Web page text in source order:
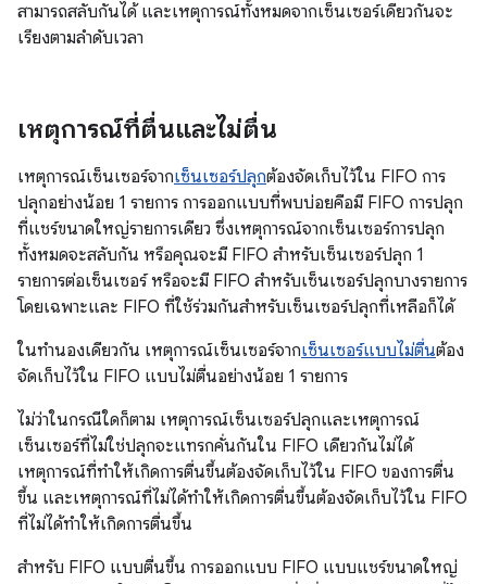
สามารถสลับกันได้ และเหตุการณ์ทั้งหมดจากเซ็นเซอร์เดียวกันจะ
เรียงตามลำดับเวลา
เหตุการณ์ที่ตื่นและไม่ตื่น
เหตุการณ์เซ็นเซอร์จากเซ็นเซอร์ปลุกต้องจัดเก็บไว้ใน FIFO การ
ปลุกอย่างน้อย 1 รายการ การออกแบบที่พบบ่อยคือมี FIFO การปลุก
ที่แชร์ขนาดใหญ่รายการเดียว ซึ่งเหตุการณ์จากเซ็นเซอร์การปลุก
ทั้งหมดจะสลับกัน หรือคุณจะมี FIFO สำหรับเซ็นเซอร์ปลุก 1
รายการต่อเซ็นเซอร์ หรือจะมี FIFO สำหรับเซ็นเซอร์ปลุกบางรายการ
โดยเฉพาะและ FIFO ที่ใช้ร่วมกันสำหรับเซ็นเซอร์ปลุกที่เหลือก็ได้
ในทํานองเดียวกัน เหตุการณ์เซ็นเซอร์จากเซ็นเซอร์แบบไม่ตื่นต้อง
จัดเก็บไว้ใน FIFO แบบไม่ตื่นอย่างน้อย 1 รายการ
ไม่ว่าในกรณีใดก็ตาม เหตุการณ์เซ็นเซอร์ปลุกและเหตุการณ์
เซ็นเซอร์ที่ไม่ใช่ปลุกจะแทรกคั่นกันใน FIFO เดียวกันไม่ได้
เหตุการณ์ที่ทำให้เกิดการตื่นขึ้นต้องจัดเก็บไว้ใน FIFO ของการตื่น
ขึ้น และเหตุการณ์ที่ไม่ได้ทำให้เกิดการตื่นขึ้นต้องจัดเก็บไว้ใน FIFO
ที่ไม่ได้ทำให้เกิดการตื่นขึ้น
สำหรับ FIFO แบบตื่นขึ้น การออกแบบ FIFO แบบแชร์ขนาดใหญ่